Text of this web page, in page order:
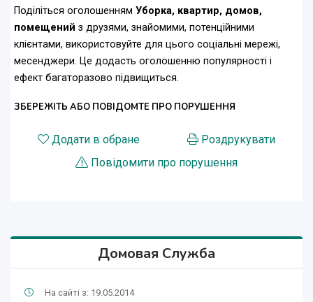
Поділіться оголошенням Уборка, квартир, домов,
помещений з друзями, знайомими, потенційними
клієнтами, використовуйте для цього соціальні мережі,
месенджери. Це додасть оголошенню популярності і
ефект багаторазово підвищиться.
ЗБЕРЕЖІТЬ АБО ПОВІДОМТЕ ПРО ПОРУШЕННЯ
Додати в обране
Роздрукувати
Повідомити про порушення
Домовая Служба
На сайті з: 19.05.2014